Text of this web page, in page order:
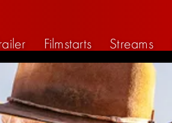
Filmstarts Streams